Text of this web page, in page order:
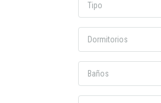
Tipo
Dormitorios
Baños